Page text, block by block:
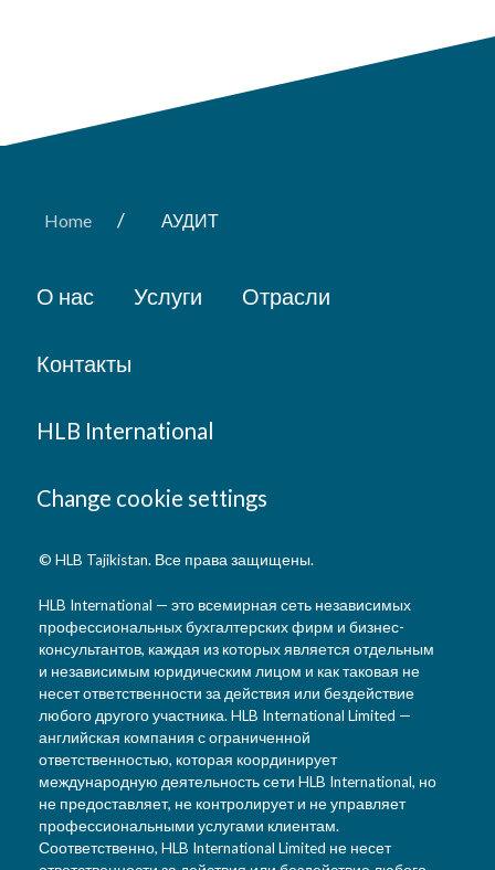
Home / АУДИТ
О нас Услуги Отрасли
Контакты
HLB International
Change cookie settings
© HLB Tajikistan. Все права защищены.
HLB International — это всемирная сеть независимых
профессиональных бухгалтерских фирм и бизнес-
консультантов, каждая из которых является отдельным
и независимым юридическим лицом и как таковая не
несет ответственности за действия или бездействие
любого другого участника. HLB International Limited —
английская компания с ограниченной
ответственностью, которая координирует
международную деятельность сети HLB International, но
не предоставляет, не контролирует и не управляет
профессиональными услугами клиентам.
Соответственно, HLB International Limited не несет